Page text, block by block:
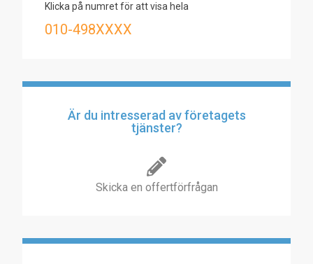
Klicka på numret för att visa hela
010-498XXXX
Är du intresserad av företagets
tjänster?
Skicka en offertförfrågan